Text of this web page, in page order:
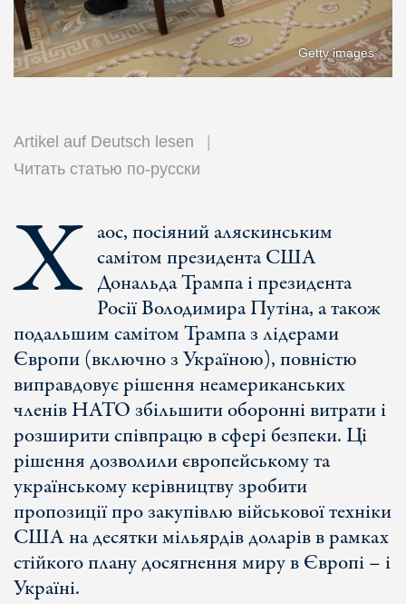
Getty images
Artikel auf Deutsch lesen
Читать статью по-русски
Х аос, посіяний аляскинським
самітом президента США
Дональда Трампа і президента
Росії Володимира Путіна, а також
подальшим самітом Трампа з лідерами
Європи (включно з Україною), повністю
виправдовує рішення неамериканських
членів НАТО збільшити оборонні витрати і
розширити співпрацю в сфері безпеки. Ці
рішення дозволили європейському та
українському керівництву зробити
пропозиції про закупівлю військової техніки
США на десятки мільярдів доларів в рамках
стійкого плану досягнення миру в Європі – і
Україні.